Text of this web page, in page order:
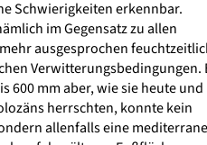
Schwierigkeiten erkennbar.
im Gegensatz zu allen
ausgesprochen
Verwitterungsbedingungen.
600 mm aber, wie sie heute und
herrschten, konnte kein
allenfalls eine mediterrane